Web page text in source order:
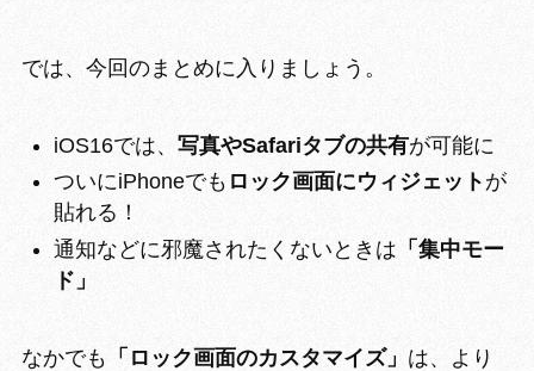
では、今回のまとめに入りましょう。
iOS16では、 写真やSafariタブの共有が可能に
ついにiPhoneでも ロック画面にウィジェット が
貼れる！
通知などに邪魔されたくないときは 「集中モー
ド」
なかでも 「ロック画面のカスタマイズ」 は、より